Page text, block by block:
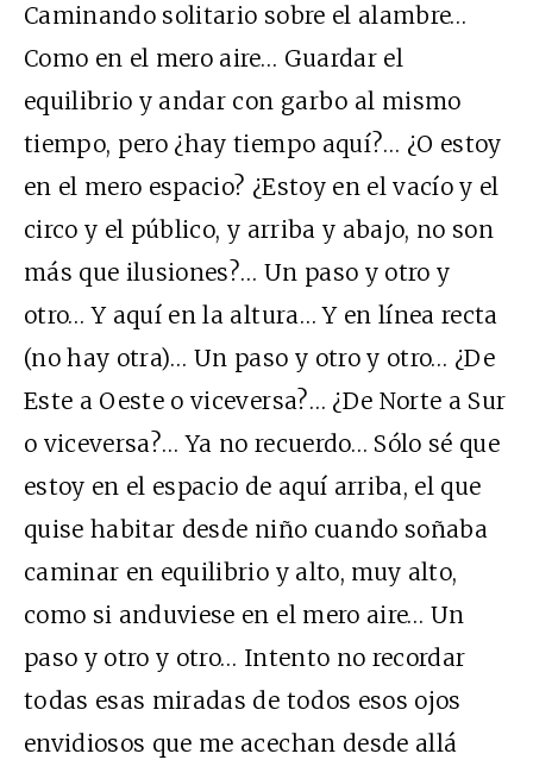
Caminando solitario sobre el alambre…
Como en el mero aire… Guardar el
equilibrio y andar con garbo al mismo
tiempo, pero ¿hay tiempo aquí?… ¿O estoy
en el mero espacio? ¿Estoy en el vacío y el
circo y el público, y arriba y abajo, no son
más que ilusiones?… Un paso y otro y
otro… Y aquí en la altura… Y en línea recta
(no hay otra)… Un paso y otro y otro… ¿De
Este a Oeste o viceversa?… ¿De Norte a Sur
o viceversa?… Ya no recuerdo… Sólo sé que
estoy en el espacio de aquí arriba, el que
quise habitar desde niño cuando soñaba
caminar en equilibrio y alto, muy alto,
como si anduviese en el mero aire… Un
paso y otro y otro… Intento no recordar
todas esas miradas de todos esos ojos
envidiosos que me acechan desde allá